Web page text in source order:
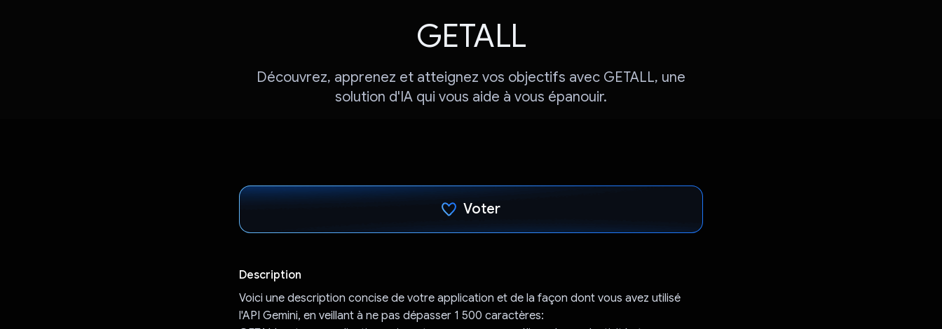
GETALL
Découvrez, apprenez et atteignez vos objectifs avec GETALL, une
solution d'IA qui vous aide à vous épanouir.
Voter
Description
Voici une description concise de votre application et de la façon dont vous avez utilisé
l'API Gemini, en veillant à ne pas dépasser 1 500 caractères: